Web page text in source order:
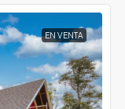
EN VENTA